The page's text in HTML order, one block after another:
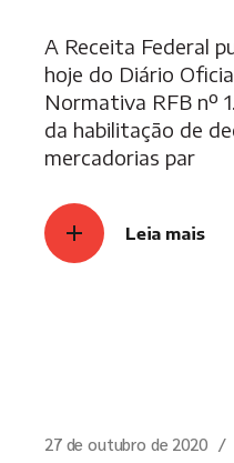
A Receita Federal
hoje do Diário
Normativa RFB nº
da habilitação de
mercadorias par
Leia mais
27 de outubro de 2020